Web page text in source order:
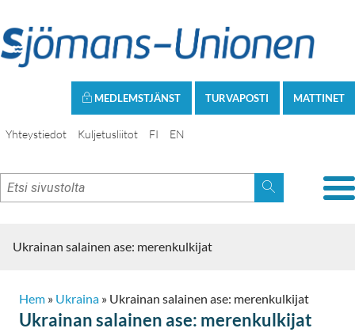
MATTINET
TURVAPOSTI
MEDLEMSTJÄNST
Yhteystiedot Kuljetusliitot FI EN
Ukrainan salainen ase: merenkulkijat
Hem » Ukraina » Ukrainan salainen ase: merenkulkijat
Ukrainan salainen ase: merenkulkijat